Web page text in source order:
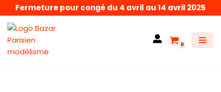
Aller
au
contenu
Fermeture pour congé du 4 avril au 14 avril 2025
0